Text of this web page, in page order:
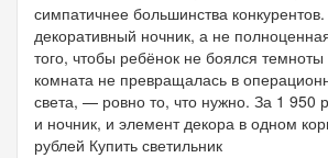
симпатичнее большинства
декоративный ночник, а не
того, чтобы ребёнок не боялся
комната не превращалась в
света, — ровно то, что нужно. За 1 950
и ночник, и элемент декора в одном
рублей Купить светильник